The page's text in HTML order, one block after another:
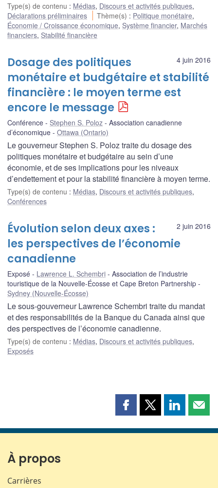
Type(s) de contenu : Médias, Discours et activités publiques,
Déclarations préliminaires
Thème(s) : Politique monétaire,
Économie / Croissance économique, Système financier, Marchés
financiers, Stabilité financière
4 juin 2016
Dosage des politiques
monétaire et budgétaire et stabilité
financière : le moyen terme est
encore le message
Conférence Stephen S. Poloz
Association canadienne
d’économique
Ottawa (Ontario)
Le gouverneur Stephen S. Poloz traite du dosage des
politiques monétaire et budgétaire au sein d’une
économie, et de ses implications pour les niveaux
d’endettement et pour la stabilité financière à moyen terme.
Type(s) de contenu : Médias, Discours et activités publiques,
Conférences
2 juin 2016
Évolution selon deux axes :
les perspectives de l’économie
canadienne
Exposé Lawrence L. Schembri
Association de l’industrie
touristique de la Nouvelle-Écosse et Cape Breton Partnership
Sydney (Nouvelle-Écosse)
Le sous-gouverneur Lawrence Schembri traite du mandat
et des responsabilités de la Banque du Canada ainsi que
des perspectives de l’économie canadienne.
Type(s) de contenu : Médias, Discours et activités publiques,
Exposés
Partager
page
Partager
page
Partager
page page
À propos
Carrières